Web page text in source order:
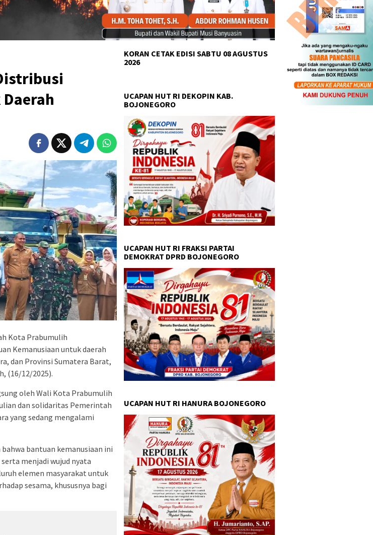
Kota Prabumulih
Kemanusiaan untuk daerah
dan Provinsi Sumatera Barat,
(16/12/2025).
oleh Wali Kota Prabumulih
dan solidaritas Pemerintah
yang sedang mengalami
bantuan kemanusiaan ini
menjadi wujud nyata
elemen masyarakat untuk
sesama, khususnya bagi
KORAN CETAK EDISI SABTU 08 AGUSTUS
2026
UCAPAN HUT RI DEKOPIN KAB.
BOJONEGORO
UCAPAN HUT RI FRAKSI PARTAI
DEMOKRAT DPRD BOJONEGORO
UCAPAN HUT RI HANURA BOJONEGORO